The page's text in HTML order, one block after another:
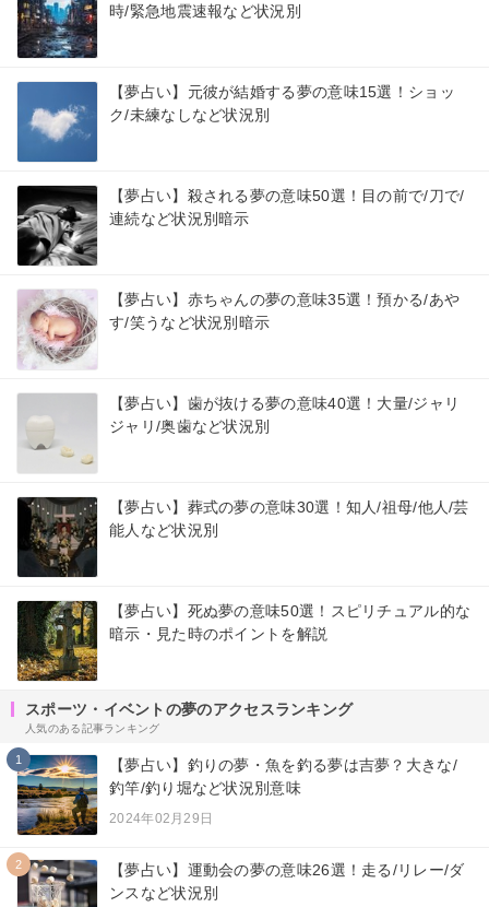
時/緊急地震速報など状況別
【夢占い】元彼が結婚する夢の意味15選！ショッ
ク/未練なしなど状況別
【夢占い】殺される夢の意味50選！目の前で/刀で/
連続など状況別暗示
【夢占い】赤ちゃんの夢の意味35選！預かる/あや
す/笑うなど状況別暗示
【夢占い】歯が抜ける夢の意味40選！大量/ジャリ
ジャリ/奥歯など状況別
【夢占い】葬式の夢の意味30選！知人/祖母/他人/芸
能人など状況別
【夢占い】死ぬ夢の意味50選！スピリチュアル的な
暗示・見た時のポイントを解説
スポーツ・イベントの夢のアクセスランキング
人気のある記事ランキング
1
【夢占い】釣りの夢・魚を釣る夢は吉夢？大きな/
釣竿/釣り堀など状況別意味
2024年02月29日
2
【夢占い】運動会の夢の意味26選！走る/リレー/ダ
ンスなど状況別